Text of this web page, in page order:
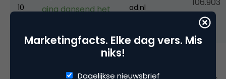
10
ging dansend het
ad.nl
Marketingfacts. Elke dag vers. Mis
niks!
Dagelijkse nieuwsbrief